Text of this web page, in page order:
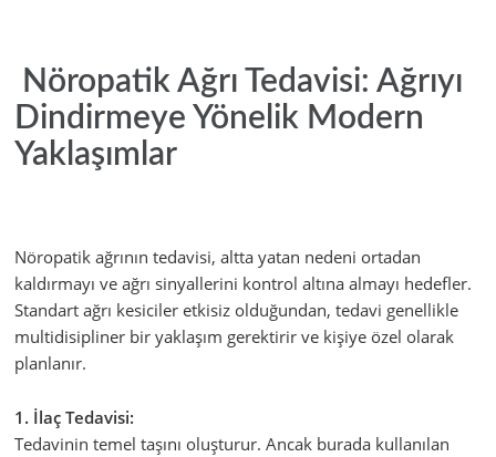
Nöropatik Ağrı Tedavisi: Ağrıyı
Dindirmeye Yönelik Modern
Yaklaşımlar
Nöropatik ağrının tedavisi, altta yatan nedeni ortadan
kaldırmayı ve ağrı sinyallerini kontrol altına almayı hedefler.
Standart ağrı kesiciler etkisiz olduğundan, tedavi genellikle
multidisipliner bir yaklaşım gerektirir ve kişiye özel olarak
planlanır.
1. İlaç Tedavisi:
Tedavinin temel taşını oluşturur. Ancak burada kullanılan